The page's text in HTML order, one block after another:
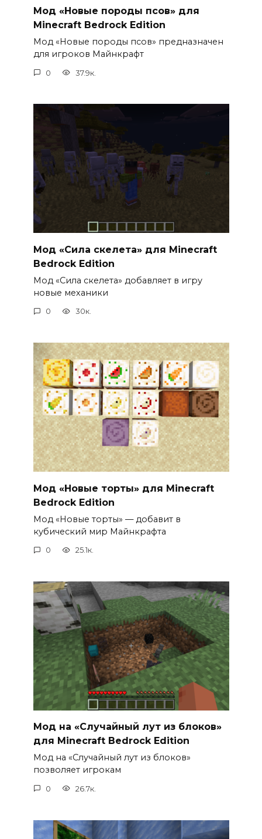
Мод «Новые породы псов» для
Minecraft Bedrock Edition
Мод «Новые породы псов» предназначен
для игроков Майнкрафт
0 37.9к.
Мод «Сила скелета» для Minecraft
Bedrock Edition
Мод «Сила скелета» добавляет в игру
новые механики
0 30к.
Мод «Новые торты» для Minecraft
Bedrock Edition
Мод «Новые торты» — добавит в
кубический мир Майнкрафта
0 25.1к.
Мод на «Случайный лут из блоков»
для Minecraft Bedrock Edition
Мод на «Случайный лут из блоков»
позволяет игрокам
0 26.7к.